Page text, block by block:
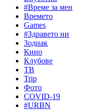
#Време за мен
Времето
Games
#Здравето ни
Зодиак
Кино
Клубове
ТВ
Trip
Фото
COVID-19
#URBN